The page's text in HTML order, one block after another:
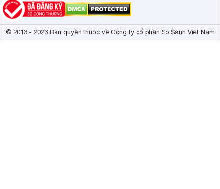
© 2013 - 2023 Bản quyền thuộc về Công ty cổ phần So Sánh Việt Nam